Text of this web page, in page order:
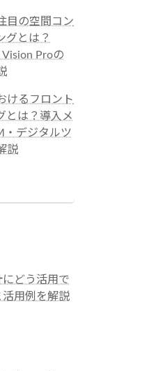
目の空間コン
グとは？
Vision Proの
けるフロント
とは？導入メ
・デジタルツ
説
どう活用で
活用例を解説